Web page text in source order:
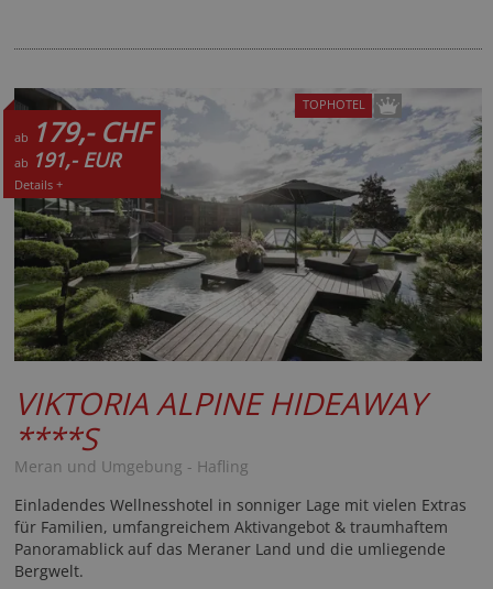
ab 179,- CHF
ab 191,- EUR
Details +
TOPHOTEL
VIKTORIA ALPINE HIDEAWAY
****S
Meran und Umgebung - Hafling
Einladendes Wellnesshotel in sonniger Lage mit vielen Extras
für Familien, umfangreichem Aktivangebot & traumhaftem
Panoramablick auf das Meraner Land und die umliegende
Bergwelt.